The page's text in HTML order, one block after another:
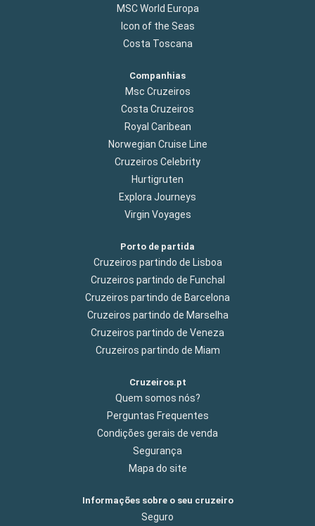
MSC World Europa
Icon of the Seas
Costa Toscana
Companhias
Msc Cruzeiros
Costa Cruzeiros
Royal Caribean
Norwegian Cruise Line
Cruzeiros Celebrity
Hurtigruten
Explora Journeys
Virgin Voyages
Porto de partida
Cruzeiros partindo de Lisboa
Cruzeiros partindo de Funchal
Cruzeiros partindo de Barcelona
Cruzeiros partindo de Marselha
Cruzeiros partindo de Veneza
Cruzeiros partindo de Miam
Cruzeiros.pt
Quem somos nós?
Perguntas Frequentes
Condições gerais de venda
Segurança
Mapa do site
Informações sobre o seu cruzeiro
Seguro